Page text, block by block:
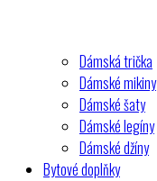
Dámská trička
Dámské mikiny
Dámské šaty
Dámské legíny
Dámské džíny
Bytové doplňky